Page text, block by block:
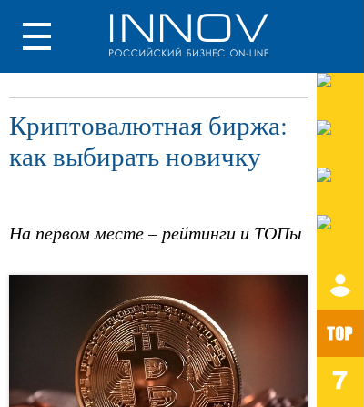
Криптовалютная биржа:
как выбирать новичку
На первом месте – рейтинги и ТОПы